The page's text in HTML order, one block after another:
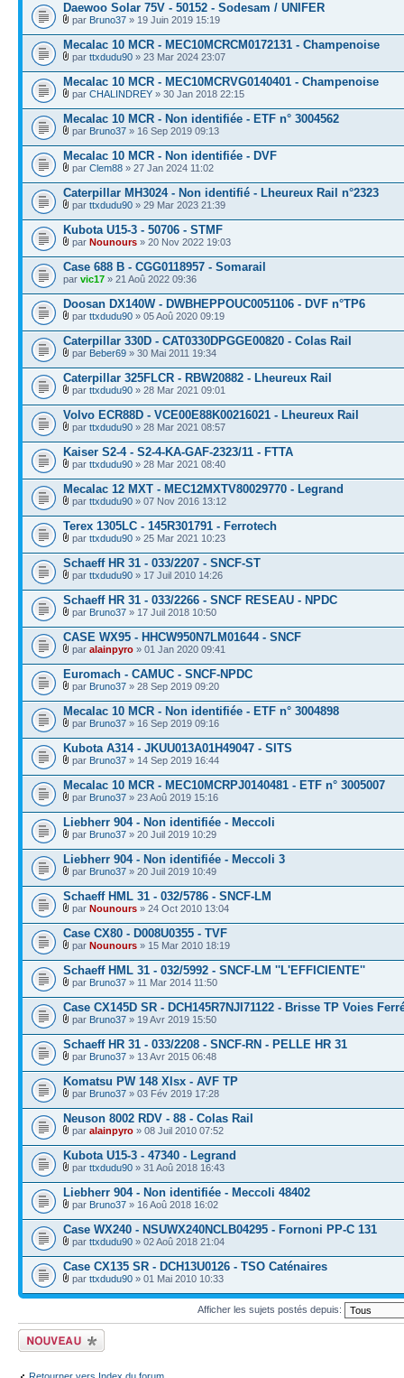
Daewoo Solar 75V - 50152 - Sodesam / UNIFER
par Bruno37 » 19 Juin 2019 15:19
Mecalac 10 MCR - MEC10MCRCM0172131 - Champenoise
par ttxdudu90 » 23 Mar 2024 23:07
Mecalac 10 MCR - MEC10MCRVG0140401 - Champenoise
par CHALINDREY » 30 Jan 2018 22:15
Mecalac 10 MCR - Non identifiée - ETF n° 3004562
par Bruno37 » 16 Sep 2019 09:13
Mecalac 10 MCR - Non identifiée - DVF
par Clem88 » 27 Jan 2024 11:02
Caterpillar MH3024 - Non identifié - Lheureux Rail n°2323
par ttxdudu90 » 29 Mar 2023 21:39
Kubota U15-3 - 50706 - STMF
par Nounours » 20 Nov 2022 19:03
Case 688 B - CGG0118957 - Somarail
par vic17 » 21 Aoû 2022 09:36
Doosan DX140W - DWBHEPPOUC0051106 - DVF n°TP6
par ttxdudu90 » 05 Aoû 2020 09:19
Caterpillar 330D - CAT0330DPGGE00820 - Colas Rail
par Beber69 » 30 Mai 2011 19:34
Caterpillar 325FLCR - RBW20882 - Lheureux Rail
par ttxdudu90 » 28 Mar 2021 09:01
Volvo ECR88D - VCE00E88K00216021 - Lheureux Rail
par ttxdudu90 » 28 Mar 2021 08:57
Kaiser S2-4 - S2-4-KA-GAF-2323/11 - FTTA
par ttxdudu90 » 28 Mar 2021 08:40
Mecalac 12 MXT - MEC12MXTV80029770 - Legrand
par ttxdudu90 » 07 Nov 2016 13:12
Terex 1305LC - 145R301791 - Ferrotech
par ttxdudu90 » 25 Mar 2021 10:23
Schaeff HR 31 - 033/2207 - SNCF-ST
par ttxdudu90 » 17 Juil 2010 14:26
Schaeff HR 31 - 033/2266 - SNCF RESEAU - NPDC
par Bruno37 » 17 Juil 2018 10:50
CASE WX95 - HHCW950N7LM01644 - SNCF
par alainpyro » 01 Jan 2020 09:41
Euromach - CAMUC - SNCF-NPDC
par Bruno37 » 28 Sep 2019 09:20
Mecalac 10 MCR - Non identifiée - ETF n° 3004898
par Bruno37 » 16 Sep 2019 09:16
Kubota A314 - JKUU013A01H49047 - SITS
par Bruno37 » 14 Sep 2019 16:44
Mecalac 10 MCR - MEC10MCRPJ0140481 - ETF n° 3005007
par Bruno37 » 23 Aoû 2019 15:16
Liebherr 904 - Non identifiée - Meccoli
par Bruno37 » 20 Juil 2019 10:29
Liebherr 904 - Non identifiée - Meccoli 3
par Bruno37 » 20 Juil 2019 10:49
Schaeff HML 31 - 032/5786 - SNCF-LM
par Nounours » 24 Oct 2010 13:04
Case CX80 - D008U0355 - TVF
par Nounours » 15 Mar 2010 18:19
Schaeff HML 31 - 032/5992 - SNCF-LM ''L'EFFICIENTE''
par Bruno37 » 11 Mar 2014 11:50
Case CX145D SR - DCH145R7NJI71122 - Brisse TP Voies
par Bruno37 » 19 Avr 2019 15:50
Schaeff HR 31 - 033/2208 - SNCF-RN - PELLE HR 31
par Bruno37 » 13 Avr 2015 06:48
Komatsu PW 148 Xlsx - AVF TP
par Bruno37 » 03 Fév 2019 17:28
Neuson 8002 RDV - 88 - Colas Rail
par alainpyro » 08 Juil 2010 07:52
Kubota U15-3 - 47340 - Legrand
par ttxdudu90 » 31 Aoû 2018 16:43
Liebherr 904 - Non identifiée - Meccoli 48402
par Bruno37 » 16 Aoû 2018 16:02
Case WX240 - NSUWX240NCLB04295 - Fornoni PP-C 131
par ttxdudu90 » 02 Aoû 2018 21:04
Case CX135 SR - DCH13U0126 - TSO Caténaires
par ttxdudu90 » 01 Mai 2010 10:33
Afficher les sujets postés depuis:
Écrire un nouveau
sujet
Retourner vers Index du forum